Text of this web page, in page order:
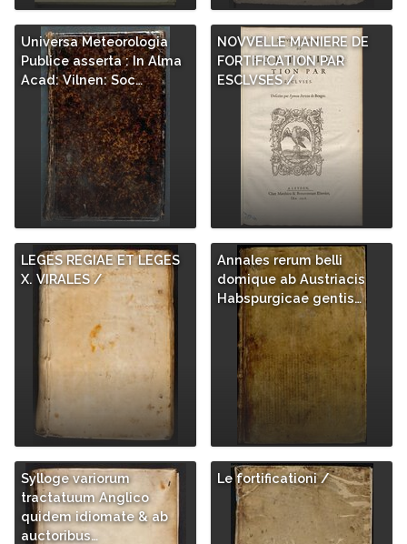
Universa Meteorologia
Publice asserta : In Alma
Acad: Vilnen: Soc…
NOVVELLE MANIERE DE
FORTIFICATION PAR
ESCLVSES /
LEGES REGIAE ET LEGES
X. VIRALES /
Annales rerum belli
domique ab Austriacis
Habspurgicae gentis…
Sylloge variorum
tractatuum Anglico
quidem idiomate & ab
auctoribus…
Le fortificationi /